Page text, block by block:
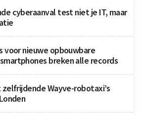
cyberaanval test niet je IT, maar
voor nieuwe opbouwbare
breken alle records
Wayve-robotaxi’s